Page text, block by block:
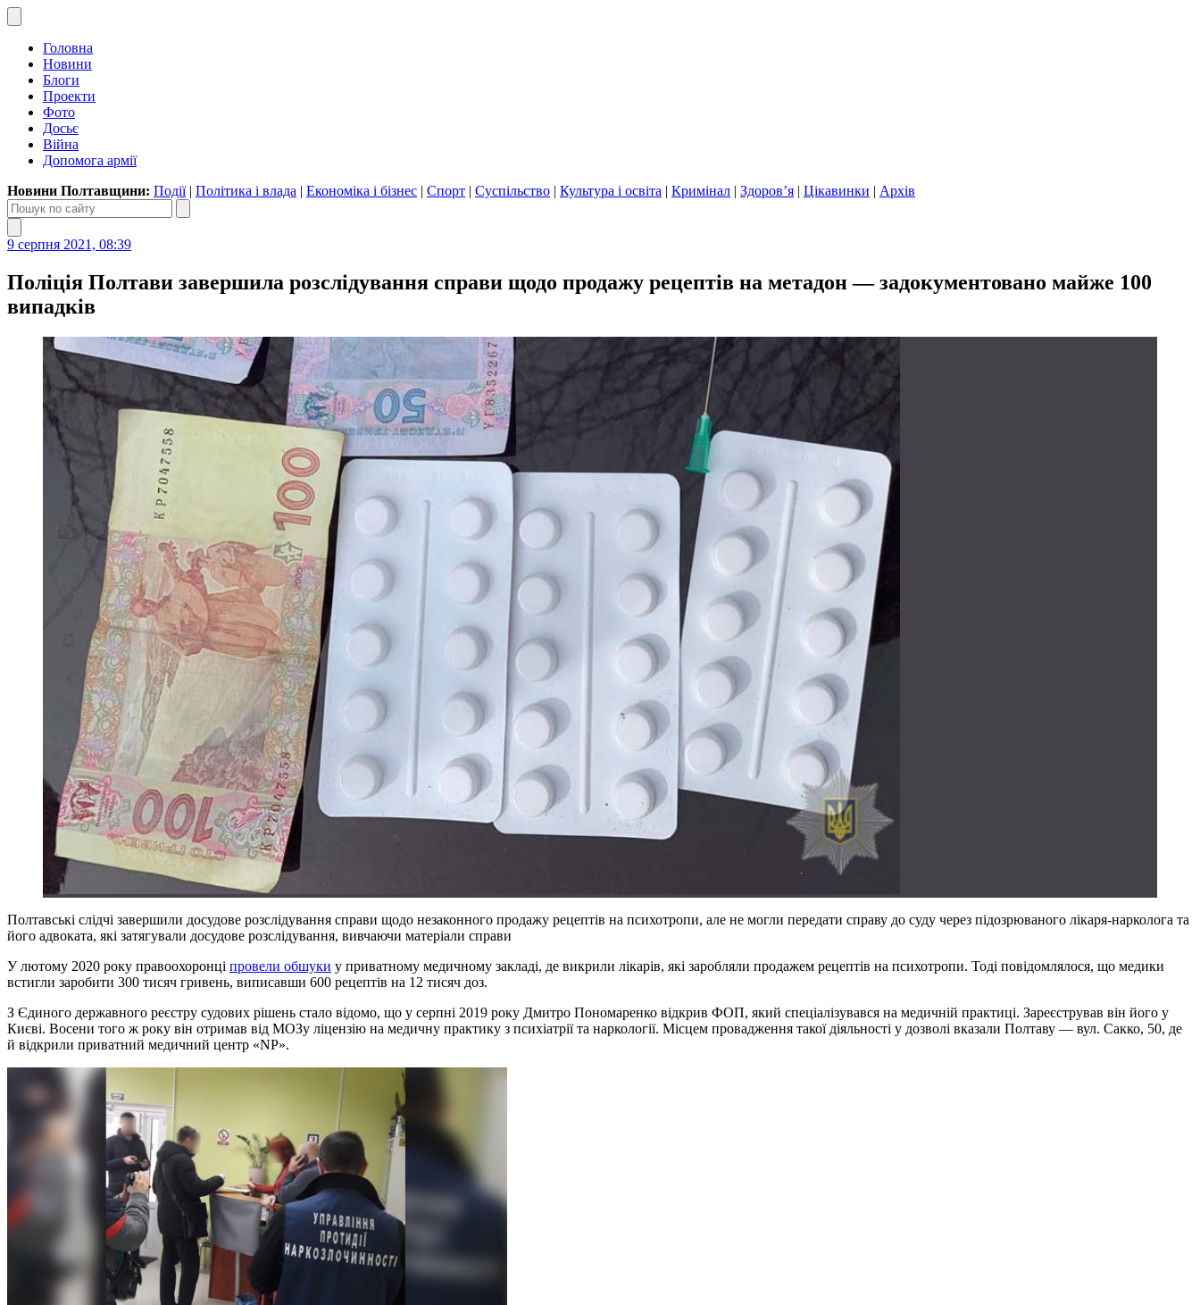
Головна
Новини
Блоги
Проекти
Фото
Досьє
Війна
Допомога армії
Новини Полтавщини: Події| Політика і влада | Економіка і бізнес | Спорт | Суспільство | Культура і освіта | Кримінал | Здоров’я | Цікавинки | Архів
9 серпня 2021, 08:39
Поліція Полтави завершила розслідування справи щодо продажу рецептів на метадон — задокументовано майже 100
випадків
Полтавські слідчі завершили досудове розслідування справи щодо незаконного продажу рецептів на психотропи, але не могли передати справу до суду через підозрюваного лікаря-нарколога та
його адвоката, які затягували досудове розслідування, вивчаючи матеріали справи
У лютому 2020 року правоохоронці провели обшуки у приватному медичному закладі, де викрили лікарів, які заробляли продажем рецептів на психотропи. Тоді повідомлялося, що медики
встигли заробити 300 тисяч гривень, виписавши 600 рецептів на 12 тисяч доз.
З Єдиного державного реєстру судових рішень стало відомо, що у серпні 2019 року Дмитро Пономаренко відкрив ФОП, який спеціалізувався на медичній практиці. Зареєстрував він його у
Києві. Восени того ж року він отримав від МОЗу ліцензію на медичну практику з психіатрії та наркології. Місцем провадження такої діяльності у дозволі вказали Полтаву — вул. Сакко, 50, де
й відкрили приватний медичний центр «NP».